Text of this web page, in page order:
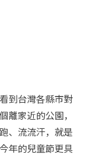
到台灣各縣市對
離家近的公園，
、流流汗，就是
年的兒童節更具